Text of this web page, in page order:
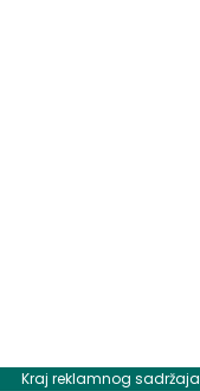
Kraj reklamnog sadržaja